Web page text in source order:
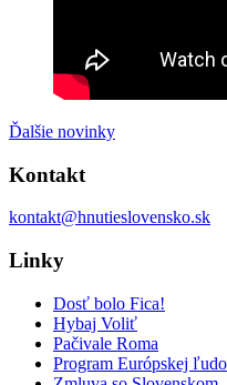
Ďalšie novinky
Kontakt
kontakt@hnutieslovensko.sk
Linky
Dosť bolo Fica!
Hybaj Voliť
Pačivale Roma
Program Európskej